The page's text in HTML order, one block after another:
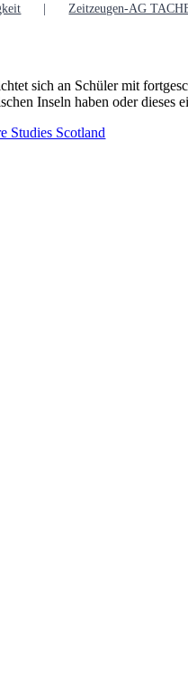
Zeitzeugen-AG
sich an Schüler mit
Inseln haben oder dieses
Studies Scotland